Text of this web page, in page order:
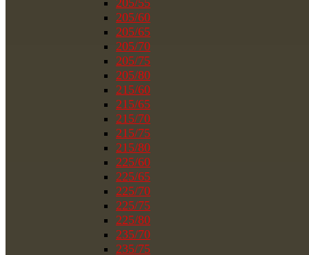
205/55
205/60
205/65
205/70
205/75
205/80
215/60
215/65
215/70
215/75
215/80
225/60
225/65
225/70
225/75
225/80
235/70
235/75